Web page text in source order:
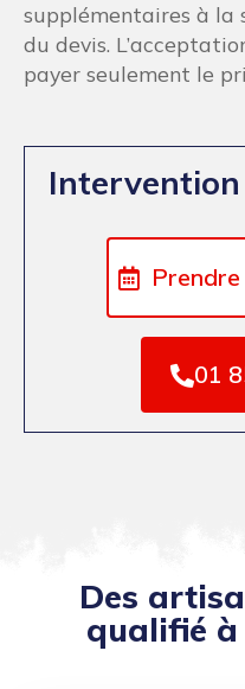
supplémentaires à la
du devis.
payer seulement le
01
Des
qualifié à